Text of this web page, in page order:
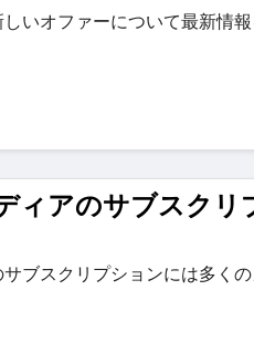
いオファーについて最新情
ィアのサブスクリ
ブスクリプションには多く